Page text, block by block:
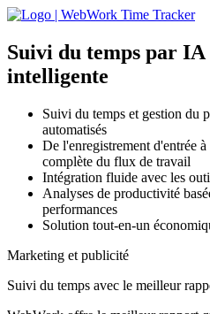
Suivi du temps par IA
intelligente
Suivi du temps et gestion du
automatisés
De l'enregistrement d'entrée
complète du flux de travail
Intégration fluide avec les
Analyses de productivité
performances
Solution tout-en-un
Marketing et publicité
Suivi du temps avec le meilleur